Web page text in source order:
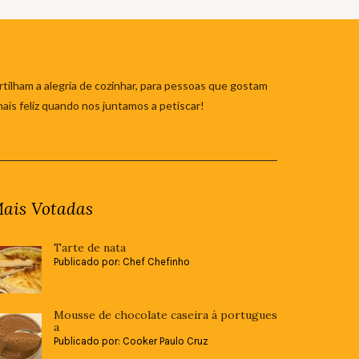
a alegria de cozinhar, para pessoas que gostam
feliz quando nos juntamos a petiscar!
Votadas
Tarte de nata
Publicado por: Chef Chefinho
Mousse de chocolate caseira à portugues
a
Publicado por: Cooker Paulo Cruz